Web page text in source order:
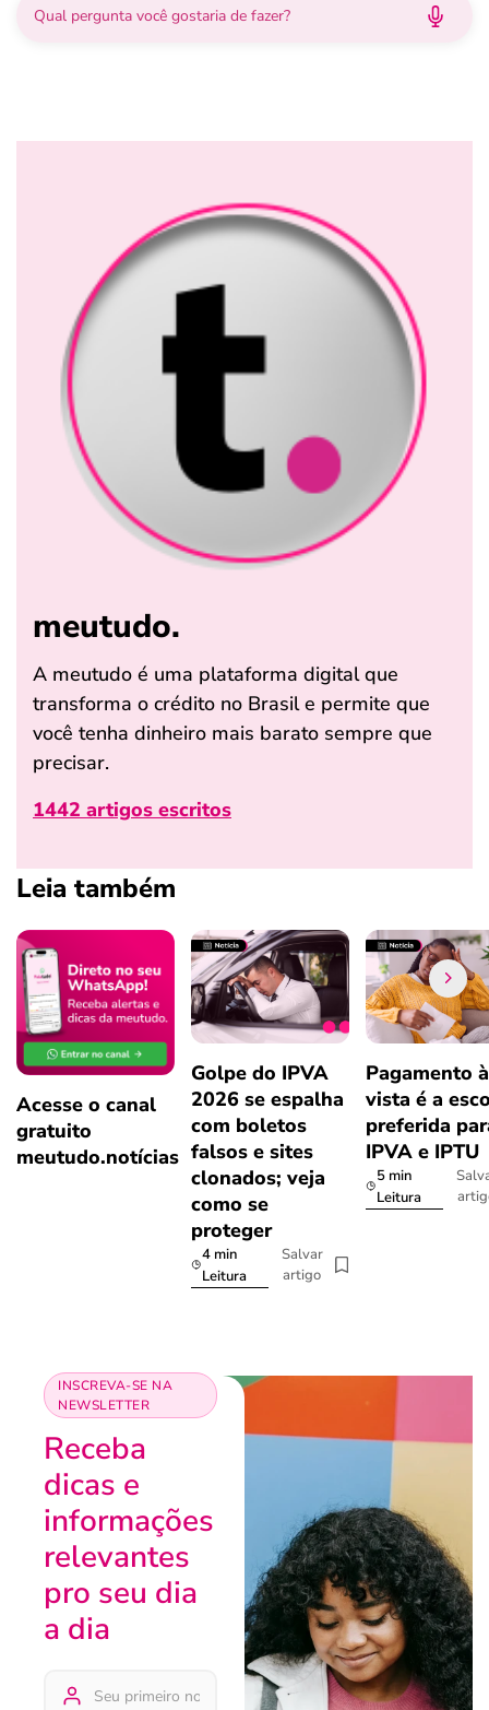
meutudo.
A meutudo é uma plataforma digital que
transforma o crédito no Brasil e permite que
você tenha dinheiro mais barato sempre que
precisar.
1442 artigos escritos
Leia também
Acesse o canal
gratuito
meutudo.notícias
Golpe do IPVA
2026 se espalha
com boletos
falsos e sites
clonados; veja
como se
proteger
4 min
Leitura
Salvar
artigo
Pagamento à
vista é a
preferida
IPVA e IPTU
5 min
Leitura
INSCREVA-SE NA
NEWSLETTER
Receba
dicas e
informações
relevantes
pro seu dia
a dia